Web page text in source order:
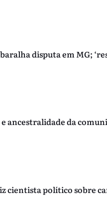
disputa em MG;
ancestralidade da
cientista político sobre